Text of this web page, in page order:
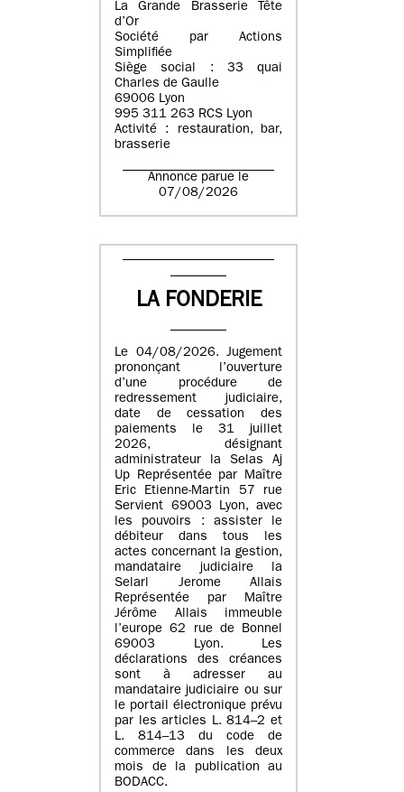
La Grande Brasserie Tête
d’Or
Société par Actions
Simplifiée
Siège social : 33 quai
Charles de Gaulle
69006 Lyon
995 311 263 RCS Lyon
Activité : restauration, bar,
brasserie
Annonce parue le
07/08/2026
LA FONDERIE
Le 04/08/2026. Jugement
prononçant l’ouverture
d’une procédure de
redressement judiciaire,
date de cessation des
paiements le 31 juillet
2026, désignant
administrateur la Selas Aj
Up Représentée par Maître
Eric Etienne-Martin 57 rue
Servient 69003 Lyon, avec
les pouvoirs : assister le
débiteur dans tous les
actes concernant la gestion,
mandataire judiciaire la
Selarl Jerome Allais
Représentée par Maître
Jérôme Allais immeuble
l’europe 62 rue de Bonnel
69003 Lyon. Les
déclarations des créances
sont à adresser au
mandataire judiciaire ou sur
le portail électronique prévu
par les articles L. 814–2 et
L. 814–13 du code de
commerce dans les deux
mois de la publication au
BODACC.